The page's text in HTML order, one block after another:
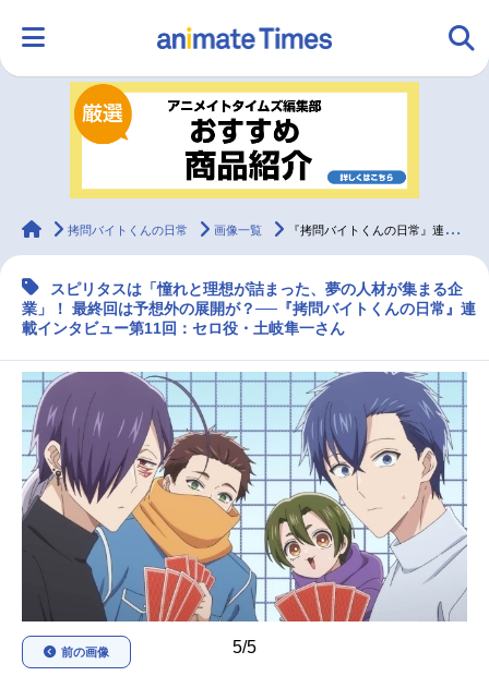
ランキング アニメ
ラジオ みんなの声
マンガ・ラノベ ゲーム・アプリ 音楽 コスプレ
2.5次元 配信・Vtuber トレンド 無料マンガ
最新記事一覧
アニメ記事一覧 声優記事一覧
アニメ映画一覧 実写化映画一覧
今期アニメ曜日別一覧
春アニメ 夏アニメ
秋アニメ
animateTimes
拷問バイトくんの日常 画像一覧 『拷問バイトくんの日常』連載インタビュー：土岐隼一【第11回】
スピリタスは「憧れと理想が詰まった、夢の人材が集まる企
業」！ 最終回は予想外の展開が？──『拷問バイトくんの日常』連
載インタビュー第11回：セロ役・土岐隼一さん
5/5
前の画像